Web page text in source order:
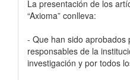
La presentación de los
“Axioma” conlleva:
- Que han sido aprobados
responsables de la
investigación y por todos